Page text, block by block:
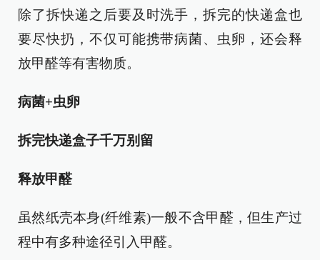
除了拆快递之后要及时洗手，拆完的快递盒也
要尽快扔，不仅可能携带病菌、虫卵，还会释
放甲醛等有害物质。
病菌+虫卵
拆完快递盒子千万别留
释放甲醛
虽然纸壳本身(纤维素)一般不含甲醛，但生产过
程中有多种途径引入甲醛。